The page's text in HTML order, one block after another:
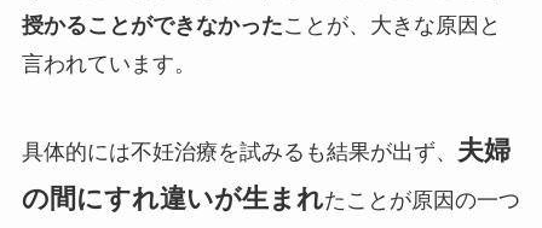
授かることができなかったことが、大きな原因と
言われています。
具体的には不妊治療を試みるも結果が出ず、 夫婦
の間にすれ違いが生まれたことが原因の一つ